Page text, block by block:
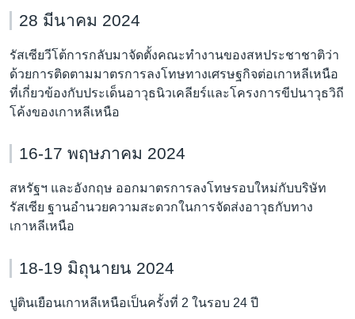
28 มีนาคม 2024
รัสเซียวีโต้การกลับมาจัดตั้งคณะทำงานของสหประชาชาติว่า
ด้วยการติดตามมาตรการลงโทษทางเศรษฐกิจต่อเกาหลีเหนือ
ที่เกี่ยวข้องกับประเด็นอาวุธนิวเคลียร์และโครงการขีปนาวุธวิถี
โค้งของเกาหลีเหนือ
16-17 พฤษภาคม 2024
สหรัฐฯ และอังกฤษ ออกมาตรการลงโทษรอบใหม่กับบริษัท
รัสเซีย ฐานอำนวยความสะดวกในการจัดส่งอาวุธกับทาง
เกาหลีเหนือ
18-19 มิถุนายน 2024
ปูตินเยือนเกาหลีเหนือเป็นครั้งที่ 2 ในรอบ 24 ปี